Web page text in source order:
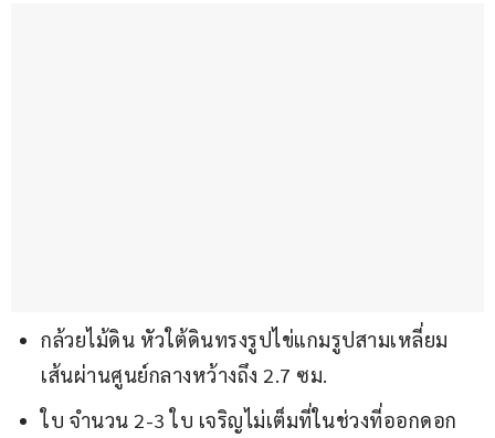
กล้วยไม้ดิน หัวใต้ดินทรงรูปไข่แกมรูปสามเหลี่ยม
เส้นผ่านศูนย์กลางหว้างถึง 2.7 ซม.
ใบ จำนวน 2-3 ใบ เจริญไม่เต็มที่ในช่วงที่ออกดอก